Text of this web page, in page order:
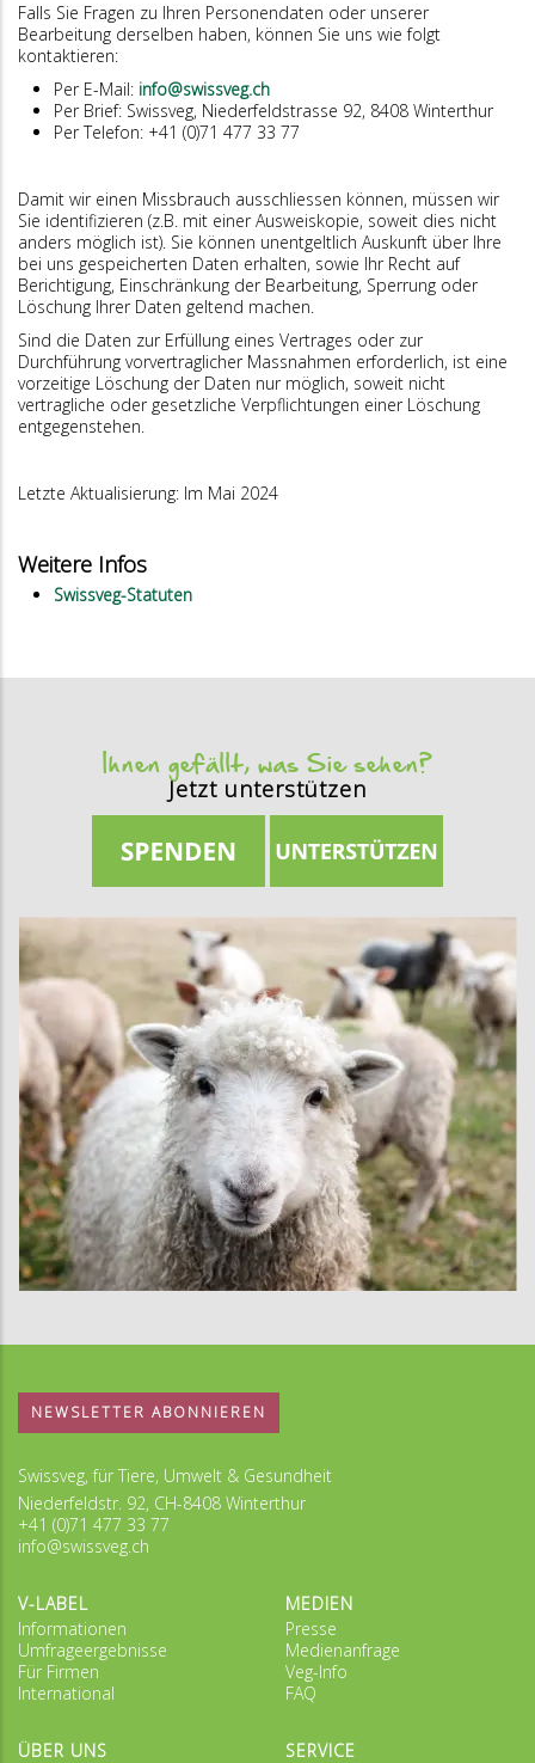
Falls Sie Fragen zu Ihren Personendaten oder unserer
Bearbeitung derselben haben, können Sie uns wie folgt
kontaktieren:
Per E-Mail: info@swissveg.ch
Per Brief: Swissveg, Niederfeldstrasse 92, 8408 Winterthur
Per Telefon: +41 (0)71 477 33 77
Damit wir einen Missbrauch ausschliessen können, müssen wir
Sie identifizieren (z.B. mit einer Ausweiskopie, soweit dies nicht
anders möglich ist). Sie können unentgeltlich Auskunft über Ihre
bei uns gespeicherten Daten erhalten, sowie Ihr Recht auf
Berichtigung, Einschränkung der Bearbeitung, Sperrung oder
Löschung Ihrer Daten geltend machen.
Sind die Daten zur Erfüllung eines Vertrages oder zur
Durchführung vorvertraglicher Massnahmen erforderlich, ist eine
vorzeitige Löschung der Daten nur möglich, soweit nicht
vertragliche oder gesetzliche Verpflichtungen einer Löschung
entgegenstehen.
Letzte Aktualisierung: Im Mai 2024
Weitere Infos
Swissveg-Statuten
Ihnen gefällt, was Sie sehen?
Jetzt unterstützen
NEWSLETTER ABONNIEREN
Swissveg, für Tiere, Umwelt & Gesundheit
Niederfeldstr. 92, CH-8408 Winterthur
+41 (0)71 477 33 77
info@swissveg.ch
V-LABEL
Informationen
Umfrageergebnisse
Für Firmen
International
MEDIEN
Presse
Medienanfrage
Veg-Info
FAQ
ÜBER UNS SERVICE